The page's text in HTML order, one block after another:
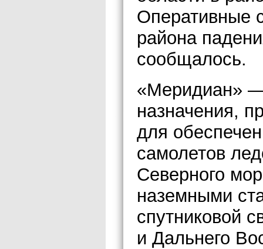
Оперативные
района
сообщалось.
«Меридиан» —
назначения,
для
самолетов
Северного
наземными
спутниковой
и Дальнего